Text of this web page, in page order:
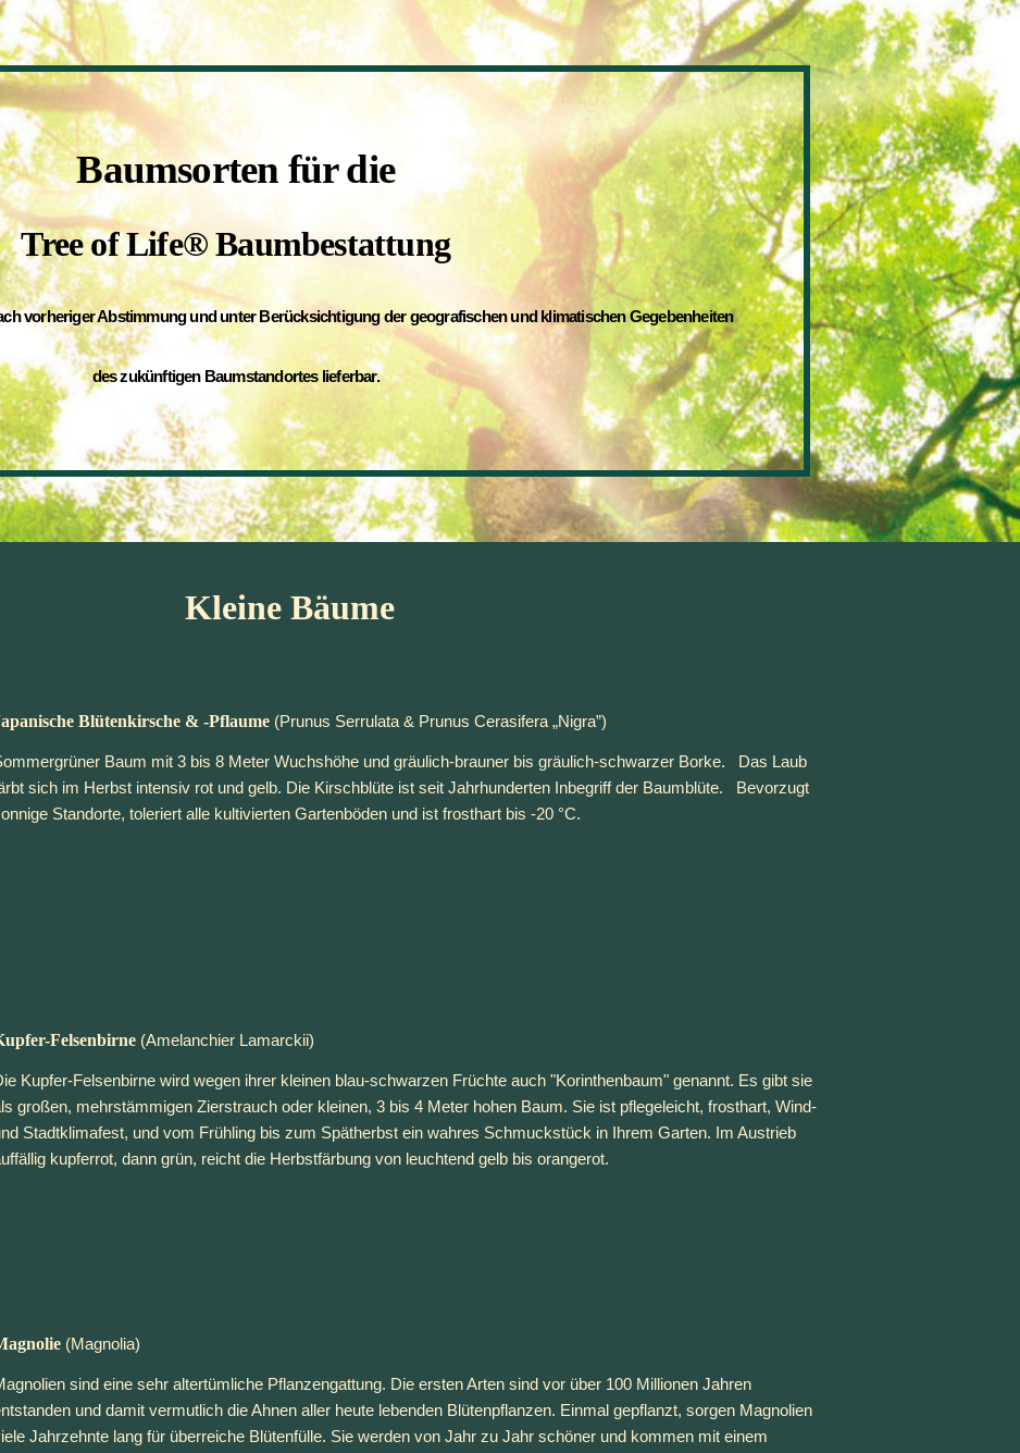
Skip to main content Skip to navigation
Baumsorten für die
Tree of Life® Baumbestattung
vorheriger Abstimmung und unter Berücksichtigung der geografischen und klimatischen Gegebenheiten
des zukünftigen Baumstandortes lieferbar.
Kleine Bäume
Blütenkirsche & -Pflaume (Prunus Serrulata & Prunus Cerasifera „Nigra”)
Baum mit 3 bis 8 Meter Wuchshöhe und gräulich-brauner bis gräulich-schwarzer Borke.   Das Laub
sich im Herbst intensiv rot und gelb. Die Kirschblüte ist seit Jahrhunderten Inbegriff der Baumblüte.   Bevorzugt
Standorte, toleriert alle kultivierten Gartenböden und ist frosthart bis -20 °C.
Felsenbirne (Amelanchier Lamarckii)
Kupfer-Felsenbirne wird wegen ihrer kleinen blau-schwarzen Früchte auch "Korinthenbaum" genannt. Es gibt sie
großen, mehrstämmigen Zierstrauch oder kleinen, 3 bis 4 Meter hohen Baum. Sie ist pflegeleicht, frosthart, Wind-
Stadtklimafest, und vom Frühling bis zum Spätherbst ein wahres Schmuckstück in Ihrem Garten. Im Austrieb
kupferrot, dann grün, reicht die Herbstfärbung von leuchtend gelb bis orangerot.
(Magnolia)
sind eine sehr altertümliche Pflanzengattung. Die ersten Arten sind vor über 100 Millionen Jahren
und damit vermutlich die Ahnen aller heute lebenden Blütenpflanzen. Einmal gepflanzt, sorgen Magnolien
Jahrzehnte lang für überreiche Blütenfülle. Sie werden von Jahr zu Jahr schöner und kommen mit einem